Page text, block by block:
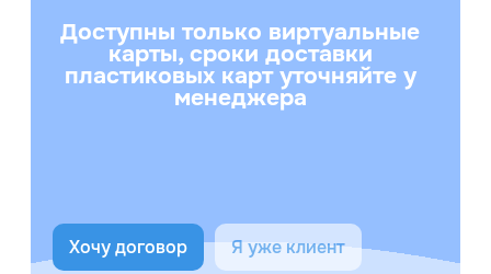
Доступны только виртуальные
карты, сроки доставки
пластиковых карт уточняйте у
менеджера
Хочу договор Я уже клиент